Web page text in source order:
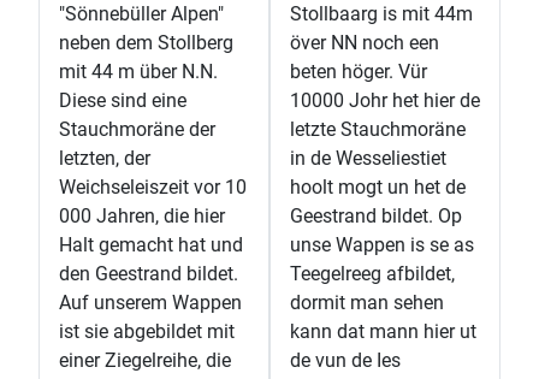
"Sönnebüller Alpen"
neben dem Stollberg
mit 44 m über N.N.
Diese sind eine
Stauchmoräne der
letzten, der
Weichseleiszeit vor 10
000 Jahren, die hier
Halt gemacht hat und
den Geestrand bildet.
Auf unserem Wappen
ist sie abgebildet mit
einer Ziegelreihe, die
Stollbaarg is mit 44m
över NN noch een
beten höger. Vür
10000 Johr het hier de
letzte Stauchmoräne
in de Wesseliestiet
hoolt mogt un het de
Geestrand bildet. Op
unse Wappen is se as
Teegelreeg afbildet,
dormit man sehen
kann dat mann hier ut
de vun de Ies